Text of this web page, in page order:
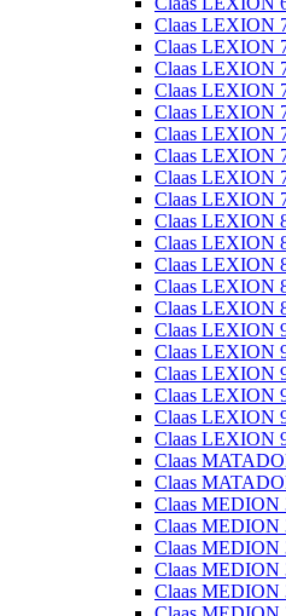
Claas LEXION
Claas LEXION
Claas LEXION
Claas LEXION
Claas LEXION
Claas LEXION
Claas LEXION
Claas LEXION
Claas LEXION
Claas LEXION
Claas LEXION
Claas LEXION
Claas LEXION
Claas LEXION
Claas LEXION
Claas LEXION
Claas LEXION
Claas LEXION
Claas LEXION
Claas LEXION
Claas
Claas
Claas MEDION
Claas MEDION
Claas MEDION
Claas MEDION
Claas MEDION